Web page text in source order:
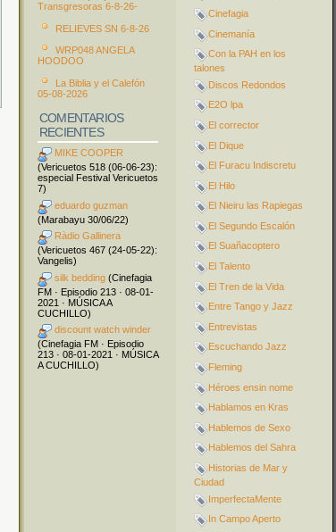
Cinefagia
Cinemanía
Con la PAH en los
talones
Discos Redondos
E2O lpa
El corrector
El Dique
El Furacu Indiscretu
El Hilo
El Nieiru las Rapiegas
El Segundo Escalón
El Suañacoptero
El Talento
El Tren de la Vida
Entre Tango y Jazz
Entrevistas
Escuchando Jazz
Fleming
Héroes ensin nome
Hablamos en Kras
Hablemos de Sexo
Hablemos del Sahra
Historias de Mar y
Ciudad
ImperfectaMente
In Campo Aperto
Transgresoras 6-8-26-
RELIEVES SN 6-8-26
WRP048 ANGELA
HOODOO
La Biblia y el Calefón
05-08-2026
COMENTARIOS
RECIENTES
MIKE COOPER
(Vericuetos 518 (06-06-23):
especial Festival Vericuetos
7)
eduardo guzman
(Marabayu 30/06/22)
Ràdio Gallinera
(Vericuetos 467 (24-05-22):
Vangelis)
silk bedding (Cinefagia
FM · Episodio 213 · 08-01-
2021 · MÚSICA A
CUCHILLO)
discount watch winder
(Cinefagia FM · Episodio
213 · 08-01-2021 · MÚSICA
A CUCHILLO)